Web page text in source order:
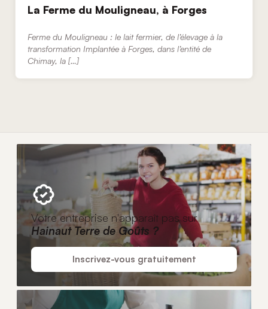
La Ferme du Mouligneau, à Forges
Ferme du Mouligneau : le lait fermier, de l’élevage à la
transformation Implantée à Forges, dans l’entité de
Chimay, la […]
Votre entreprise n'apparaît pas sur
Hainaut Terre de Goûts ?
Inscrivez-vous gratuitement